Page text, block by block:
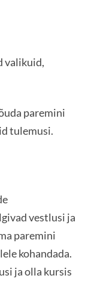
valikuid,
paremini
tulemusi.
vestlusi ja
paremini
kohandada.
ja olla kursis